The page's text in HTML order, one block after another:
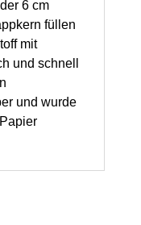
6 cm
füllen
mit
und schnell
und wurde